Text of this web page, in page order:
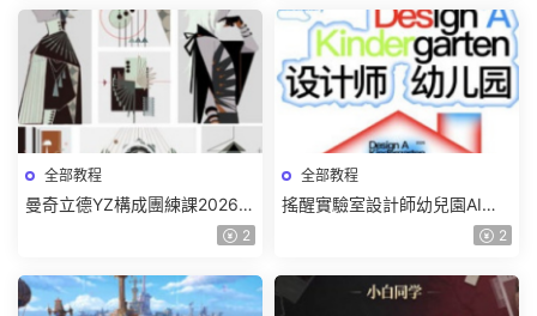
全部教程
曼奇立德YZ構成團練課2026年
8月已結課【畫質高清有課件】
2
全部教程
搖醒實驗室設計師幼兒園AI軟
件基礎課2025【畫質不錯有素
2